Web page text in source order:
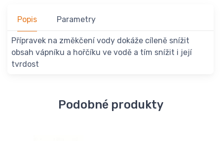
Popis Parametry
Přípravek na změkčení vody dokáže cíleně snížit
obsah vápníku a hořčíku ve vodě a tím snížit i její
tvrdost
Podobné produkty